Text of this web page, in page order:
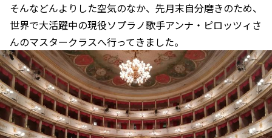
そんなどんよりした空気のなか、先月末自分磨きのため、
世界で大活躍中の現役ソプラノ歌手アンナ・ピロッツィさ
んのマスタークラスへ行ってきました。